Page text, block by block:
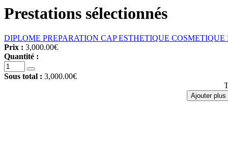
Prestations sélectionnés
DIPLOME PREPARATION CAP ESTHETIQUE
Prix : 3,000.00€
Quantité :
Sous total : 3,000.00€
Ajouter plus